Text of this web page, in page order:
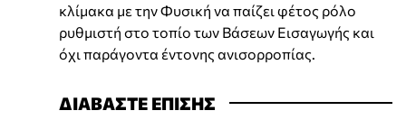
κλίμακα με την Φυσική να παίζει φέτος ρόλο
ρυθμιστή στο τοπίο των Βάσεων Εισαγωγής και
όχι παράγοντα έντονης ανισορροπίας.
ΔΙΑΒΑΣΤΕ ΕΠΙΣΗΣ